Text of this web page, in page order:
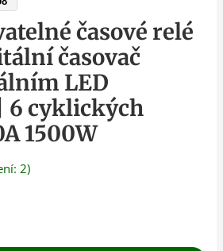
časové relé
časovač
LED
6 cyklických
1500W
2)